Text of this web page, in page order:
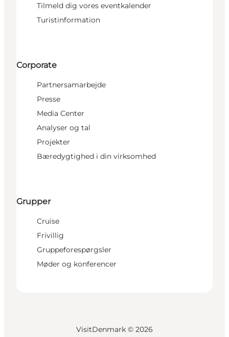
Tilmeld dig vores eventkalender
Turistinformation
Corporate
Partnersamarbejde
Presse
Media Center
Analyser og tal
Projekter
Bæredygtighed i din virksomhed
Grupper
Cruise
Frivillig
Gruppeforespørgsler
Møder og konferencer
VisitDenmark © 2026